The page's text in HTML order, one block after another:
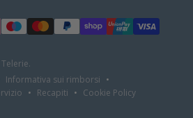
Informativa sui rimborsi
Recapiti Cookie Policy